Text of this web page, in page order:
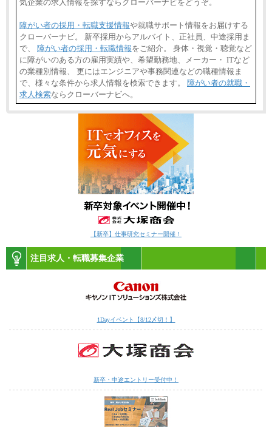
気企業の求人情報を探すならクローバーナビをどうぞ。
障がい者の採用・転職支援情報や就職サポート情報をお届けする
クローバーナビ。 新卒採用からアルバイト、正社員、中途採用ま
で、 障がい者の採用・転職情報をご紹介。 身体・視覚・聴覚など
に障がいのある方の雇用実績や、希望勤務地、メーカー・ ITなど
の業種別情報、 更にはエンジニアや事務関連などの職種情報ま
で、様々な条件から求人情報を検索できます。 障がい者の就職・
求人検索ならクローバーナビへ。
【新卒】仕事研究セミナー開催！
注目求人・転職募集企業
1Dayイベント【8/12〆切！】
新卒・中途エントリー受付中！